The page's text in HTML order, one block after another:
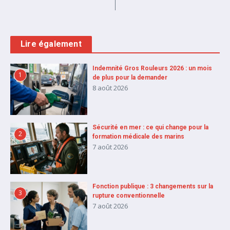
Lire également
1
Indemnité Gros Rouleurs 2026 : un mois
de plus pour la demander
8 août 2026
2
Sécurité en mer : ce qui change pour la
formation médicale des marins
7 août 2026
3
Fonction publique : 3 changements sur la
rupture conventionnelle
7 août 2026